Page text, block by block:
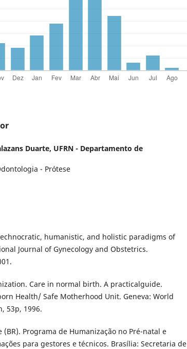
Duarte, UFRN - Departamento de
- Prótese
humanistic, and holistic paradigms of
Journal of Gynecology and Obstetrics.
Care in normal birth. A practicalguide.
Health/ Safe Motherhood Unit. Geneva: World
53p, 1996.
Programa de Humanização no Pré-natal e
para gestores e técnicos. Brasília: Secretaria de